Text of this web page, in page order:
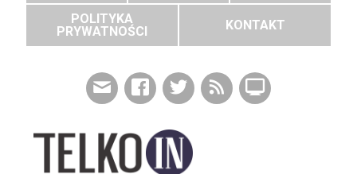
POLITYKA
PRYWATNOŚCI
KONTAKT